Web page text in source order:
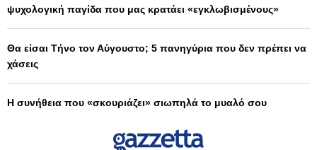
ψυχολογική παγίδα που μας κρατάει «εγκλωβισμένους»
Θα είσαι Τήνο τον Αύγουστο; 5 πανηγύρια που δεν πρέπει να
χάσεις
Η συνήθεια που «σκουριάζει» σιωπηλά το μυαλό σου